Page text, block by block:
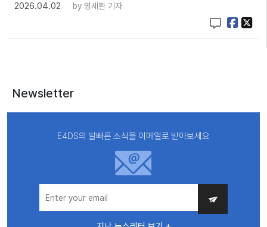
2026.04.02
by 명세환 기자
Newsletter
E4DS의 발빠른 소식을 이메일로 받아보세요